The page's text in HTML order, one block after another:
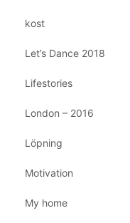
kost
Let’s Dance 2018
Lifestories
London – 2016
Löpning
Motivation
My home